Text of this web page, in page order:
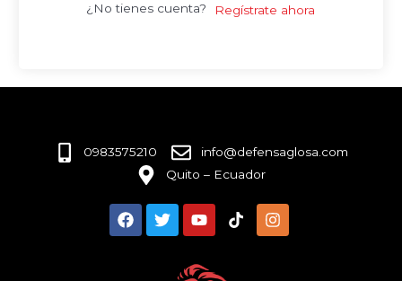
¿No tienes cuenta? Regístrate ahora
0983575210
info@defensaglosa.com
Quito – Ecuador